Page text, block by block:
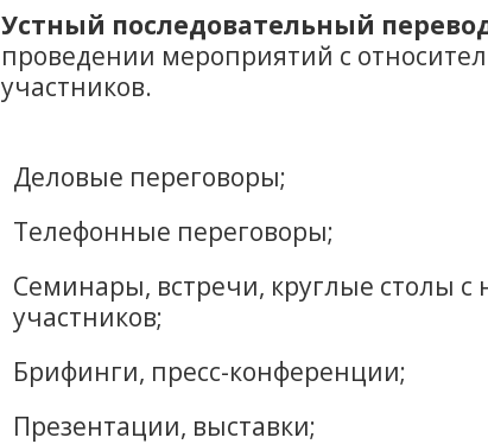
Устный последовательный
проведении мероприятий с
участников.
Деловые переговоры;
Телефонные переговоры;
Семинары, встречи, круглые столы
участников;
Брифинги, пресс-конференции;
Презентации, выставки;